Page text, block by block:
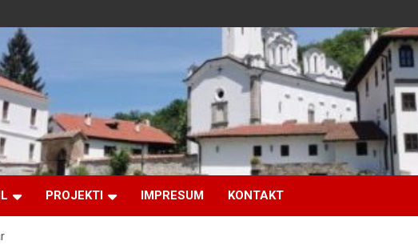
PROJEKTI IMPRESUM KONTAKT